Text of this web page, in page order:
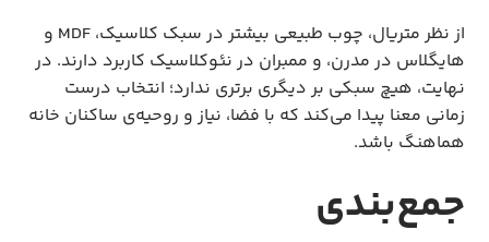
از نظر متریال، چوب طبیعی بیشتر در سبک کلاسیک، MDF و
هایگلاس در مدرن، و ممبران در نئوکلاسیک کاربرد دارند. در
نهایت، هیچ سبکی بر دیگری برتری ندارد؛ انتخاب درست
زمانی معنا پیدا می‌کند که با فضا، نیاز و روحیه‌ی ساکنان خانه
هماهنگ باشد.
جمع‌بندی